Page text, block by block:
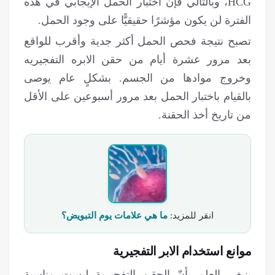
الفترة لن يكون مؤشرًا حقيقيًّا على وجود الحمل.
تصبح نتيجة فحص الحمل أكثر جدية وأقرب للواقع
بعد مرور عشرة أيام من حقن الابره التفجيريه
وخروج موادها من الجسم. بشكلٍ عام يوصى
بالقيام باختبار الحمل بعد مرور أسبوعين على الأقل
من تاريخ أخذ الحقنة.
انقر للمزید: ما هي علامات يوم التبويض؟
موانع استخدام الابر التفجيرية